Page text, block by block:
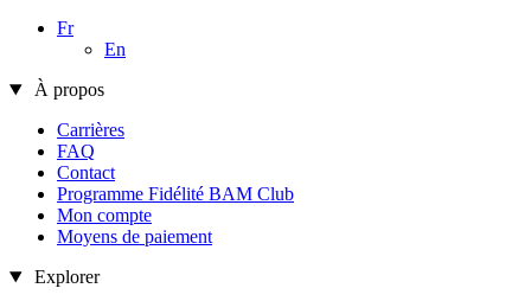
Fr
En
À propos
Carrières
FAQ
Contact
Programme Fidélité BAM Club
Mon compte
Moyens de paiement
Explorer